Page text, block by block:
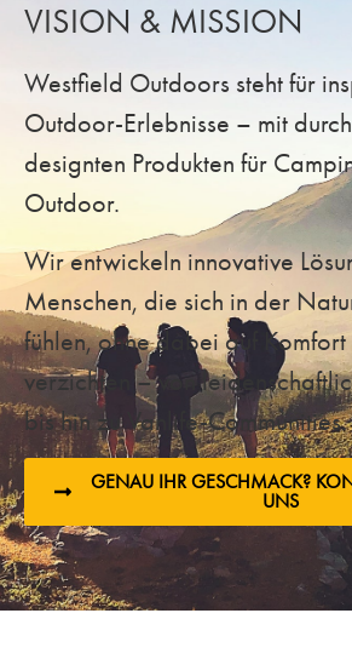
VISION & MISSION
Westfield Outdoors steht für
Outdoor-Erlebnisse – mit
designten Produkten für
Outdoor.
Wir entwickeln innovative
Menschen, die sich in der
fühlen, ohne dabei auf
verzichten – von
bis hin zu Vanlife-Communities.
GENAU IHR GESCHMACK?
UNS